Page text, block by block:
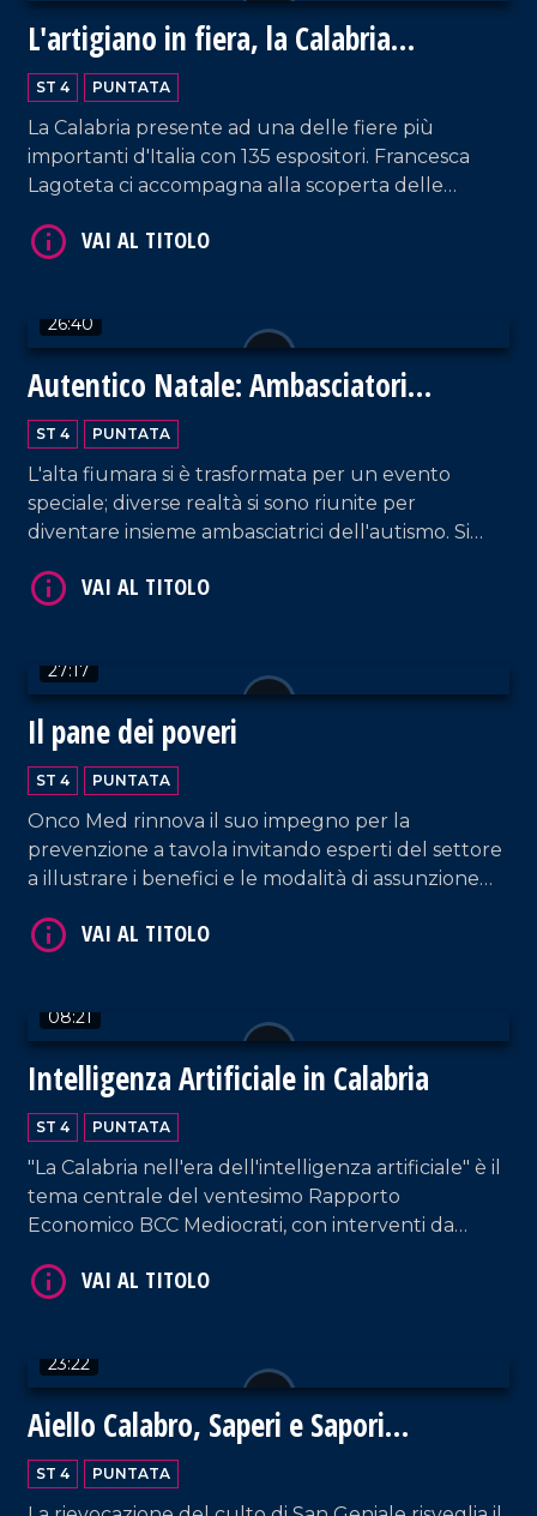
L'artigiano in fiera, la Calabria
protagonista a Milano
ST 4 PUNTATA
La Calabria presente ad una delle fiere più
importanti d'Italia con 135 espositori. Francesca
Lagoteta ci accompagna alla scoperta delle
primario e secondario del territorio, tra gli ospiti
passato e futuro che ha uno sguardo rivolto verso
il progresso.
26:40
Autentico Natale: Ambasciatori
dell'Autismo
ST 4 PUNTATA
L'alta fiumara si è trasformata per un evento
speciale; diverse realtà si sono riunite per
diventare insieme ambasciatrici dell'autismo. Si
voce ad ogni bisbiglio.
27:17
Il pane dei poveri
ST 4 PUNTATA
Onco Med rinnova il suo impegno per la
prevenzione a tavola invitando esperti del settore
a illustrare i benefici e le modalità di assunzione
VAI AL TITOLO
08:21
Intelligenza Artificiale in Calabria
ST 4 PUNTATA
"La Calabria nell'era dell'intelligenza artificiale" è il
tema centrale del ventesimo Rapporto
Economico BCC Mediocrati, con interventi da
svantaggi delle nuove tecnologie.
VAI AL TITOLO
23:22
Aiello Calabro, Saperi e Sapori
d'Autunno 2024: un viaggio tra storia,
tradizioni e fede
ST 4 PUNTATA
VAI AL TITOLO
VAI AL TITOLO
VAI AL TITOLO